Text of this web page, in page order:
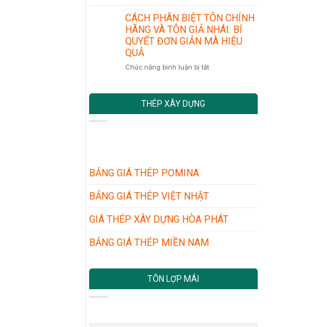
AN
MỚI
NHẤT
AN
TOÀN
VÀ
CÁC
THỰC
LƯU
Ý
KHI
MUA
LỢP
CÁCH PHÂN BIỆT TÔN CHÍNH
HÃNG VÀ TÔN GIẢ NHÁI: BÍ
QUYẾT ĐƠN GIẢN MÀ HIỆU
QUẢ
Chức năng bình luận bị tắtở
QUYẾT
GIẢN
MÀ
THÉP XÂY DỰNG
BẢNG GIÁ THÉP POMINA
BẢNG GIÁ THÉP VIỆT NHẬT
GIÁ THÉP XÂY DỰNG HÒA PHÁT
BẢNG GIÁ THÉP MIỀN NAM
TÔN LỢP MÁI